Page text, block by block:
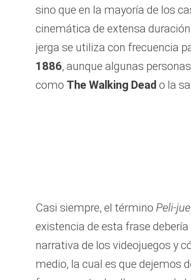
sino que en la mayoría de los
cinemática de extensa
jerga se utiliza con frecuencia
1886, aunque algunas
como The Walking Dead o la
Casi siempre, el término Peli-
existencia de esta frase
narrativa de los videojuegos y
medio, la cual es que dejemos